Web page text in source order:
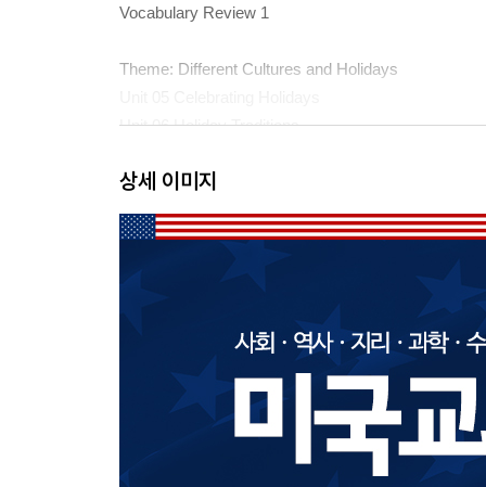
Vocabulary Review 1
Theme: Different Cultures and Holidays
Unit 06 Holiday Traditions
Theme: Explore the United States
Unit 07 America’s Symbols
Unit 08 National Flags
Vocabulary Review 2
Theme: America’s Capital
Unit 09 America’s Capital
Unit 10 Washington, D.C.
Theme: Land and Water
Unit 11 Our Land and Water
상세 이미지